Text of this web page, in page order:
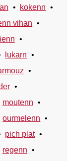
kokenn
vihan
lukarn
moutenn
ourmelenn
pich plat
regenn